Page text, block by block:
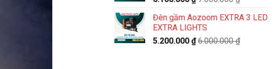
Đèn gầm Aozoom EXTRA 3 LED
EXTRA LIGHTS
5.200.000 ₫ 6.000.000₫